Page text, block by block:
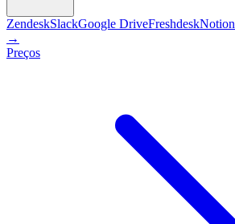
ZendeskSlackGoogle DriveFreshdeskNotion
→
Preços